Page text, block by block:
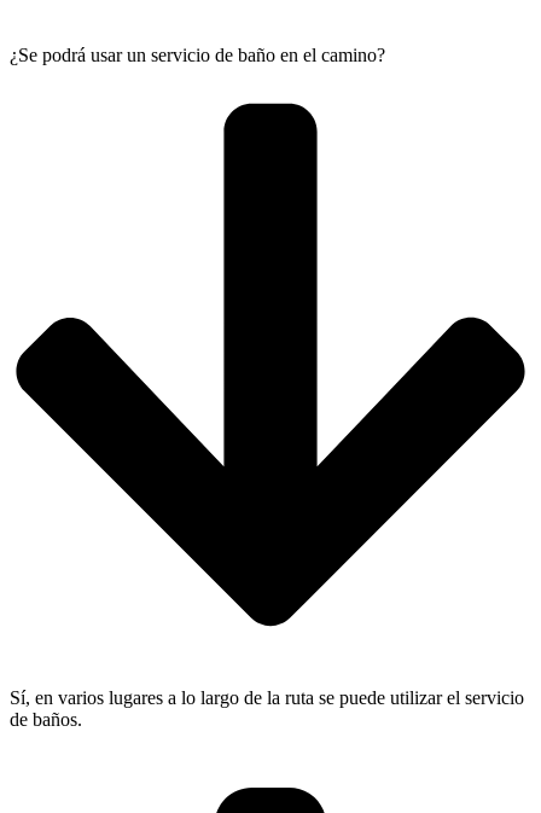
¿Se podrá usar un servicio de baño en el camino?
Sí, en varios lugares a lo largo de la ruta se puede utilizar el servicio
de baños.